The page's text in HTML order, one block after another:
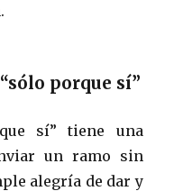
porque sí”
sí” tiene una
un ramo sin
alegría de dar y